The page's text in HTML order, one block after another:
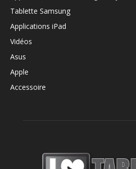
Tablette Samsung
Applications iPad
Vidéos
Asus
Apple
Accessoire